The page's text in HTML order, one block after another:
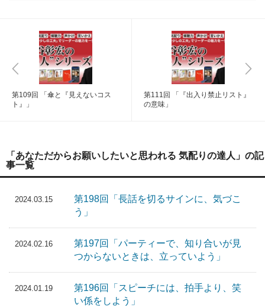
第109回 「傘と『見えないコス
ト』」
第111回 「『出入り禁止リスト』
の意味」
「あなただからお願いしたいと思われる 気配りの達人」の記
事一覧
2024.03.15
第198回「長話を切るサインに、気づこ
う」
2024.02.16
第197回「パーティーで、知り合いが見
つからないときは、立っていよう」
2024.01.19
第196回「スピーチには、拍手より、笑
い係をしよう」